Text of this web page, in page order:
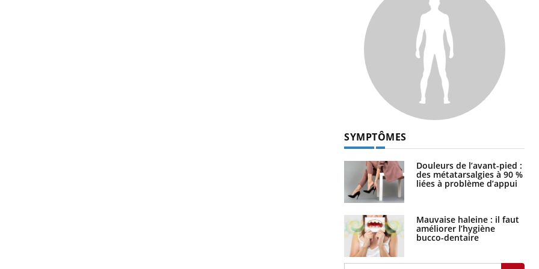
SYMPTÔMES
Douleurs de l’avant-pied :
des métatarsalgies à 90 %
liées à problème d’appui
Mauvaise haleine : il faut
améliorer l’hygiène
bucco-dentaire